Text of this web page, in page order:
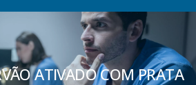
ATIVADO COM PRATA